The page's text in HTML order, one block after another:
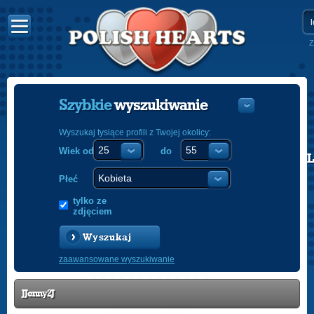
POLISH
Szybkiewyszukiwanie
Wyszukaj tysiące profili z Twojej okolicy:
Wiek od do
Płeć
tylko ze
zdjęciem
Wyszukaj
zaawansowane wyszukiwanie
JJenny2J